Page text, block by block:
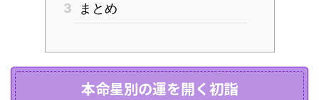
3
まとめ
本命星別の運を開く初詣